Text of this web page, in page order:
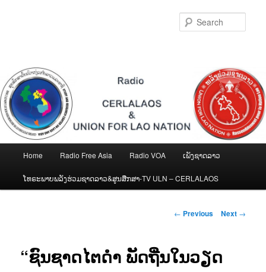
Home Radio Free Asia Radio VOA ເພັງຊາດລາວ
ໂທຣະພາບພລັງຮ່ວມຊາດລາວ&ສູນສືກສາ-TV ULN – CERLALAOS
Post
← Previous Next →
“ຊົນຊາດໄຕດຳ ພັດຖີ່ນໃນວຽດ